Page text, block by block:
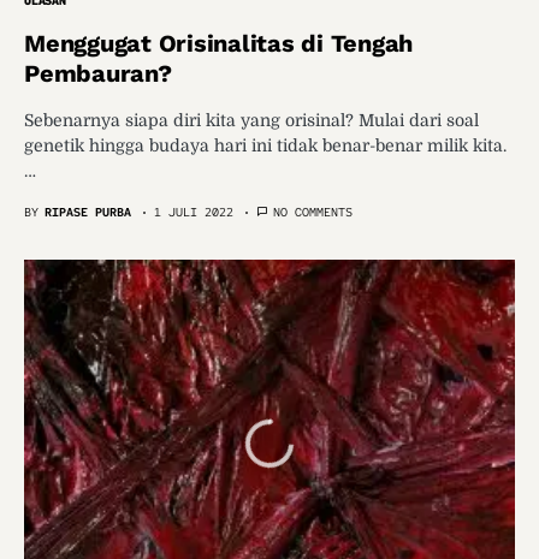
Menggugat Orisinalitas di Tengah
Pembauran?
Sebenarnya siapa diri kita yang orisinal? Mulai dari soal
genetik hingga budaya hari ini tidak benar-benar milik kita.
…
BY RIPASE PURBA 1 JULI 2022 NO COMMENTS